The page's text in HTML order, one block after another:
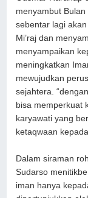
menyambut
sebentar lagi
Mi’raj dan
menyampaikan
meningkatkan
mewujudkan
sejahtera.
bisa memperkuat
karyawati yang
ketaqwaan
Dalam siraman
Sudarso
iman hanya